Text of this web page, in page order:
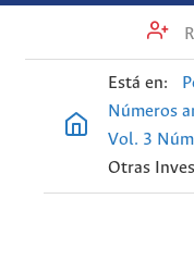
Está en:
Números
Vol. 3
Otras